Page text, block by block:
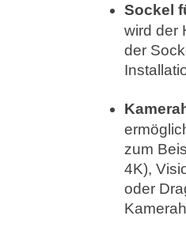
Sockel
wird der
der
zum
4K),
oder